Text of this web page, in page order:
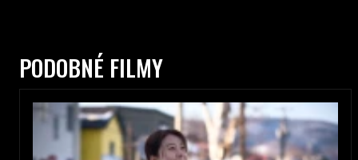
PODOBNÉ FILMY